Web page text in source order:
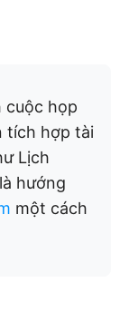
cuộc họp
tích hợp tài
Lịch
hướng
một cách